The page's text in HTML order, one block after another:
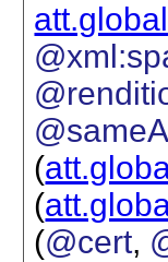
att.global
(
(
(@cert,